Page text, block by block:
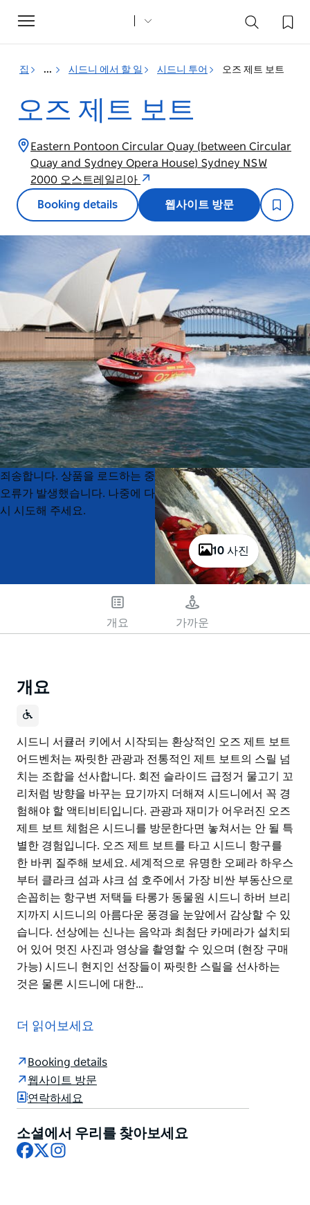
Toggle
navigation
집 ... 시드니 에서 할 일 시드니 투어 오즈 제트 보트
오즈 제트 보트
Eastern Pontoon Circular Quay (between Circular
Quay and Sydney Opera House) Sydney NSW
2000 오스트레일리아
Booking details 웹사이트 방문
10 사진
Product
List
Product
List
죄송합니다. 상품을 로드하는 중
오류가 발생했습니다. 나중에 다
시 시도해 주세요.
개요 가까운
개요
시드니 서큘러 키에서 시작되는 환상적인 오즈 제트 보트
어드벤처는 짜릿한 관광과 전통적인 제트 보트의 스릴 넘
치는 조합을 선사합니다. 회전 슬라이드 급정거 물고기 꼬
리처럼 방향을 바꾸는 묘기까지 더해져 시드니에서 꼭 경
험해야 할 액티비티입니다. 관광과 재미가 어우러진 오즈
제트 보트 체험은 시드니를 방문한다면 놓쳐서는 안 될 특
별한 경험입니다. 오즈 제트 보트를 타고 시드니 항구를
한 바퀴 질주해 보세요. 세계적으로 유명한 오페라 하우스
부터 클라크 섬과 샤크 섬 호주에서 가장 비싼 부동산으로
손꼽히는 항구변 저택들 타롱가 동물원 시드니 하버 브리
지까지 시드니의 아름다운 풍경을 눈앞에서 감상할 수 있
습니다. 선상에는 신나는 음악과 최첨단 카메라가 설치되
어 있어 멋진 사진과 영상을 촬영할 수 있으며 (현장 구매
가능) 시드니 현지인 선장들이 짜릿한 스릴을 선사하는
것은 물론 시드니에 대한…
어드벤처는 짜릿한 관광과 전통적인 제트 보트의 스릴 넘
험해야 할 액티비티입니다. 관광과 재미가 어우러진 오즈
제트 보트 체험은 시드니를 방문한다면 놓쳐서는 안 될 특
별한 경험입니다.
오즈 제트 보트를 타고 시드니 항구를 한 바퀴 질주해 보
세요. 세계적으로 유명한 오페라 하우스부터 클라크 섬과
더 읽어보세요
Booking details
웹사이트 방문
연락하세요
소셜에서 우리를 찾아보세요
Facebook
X